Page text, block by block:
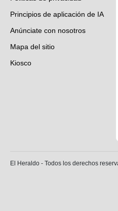
Principios de aplicación de IA
Anúnciate con nosotros
Mapa del sitio
Kiosco
El Heraldo - Todos los derechos